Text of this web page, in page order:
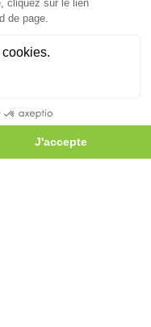
01 60 35 99 84